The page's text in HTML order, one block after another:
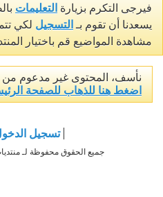
فيرجى التكرم بزيارة التعليمات
يسعدنا أن تقوم بـ التسجيل لكي
مشاهدة المواضيع قم باختيار
نأسف، المحتوى غير مدعوم من
اضغط هنا للذهاب للصفحة
تسجيل
جميع الحقوق محفوظة لـ منتديات